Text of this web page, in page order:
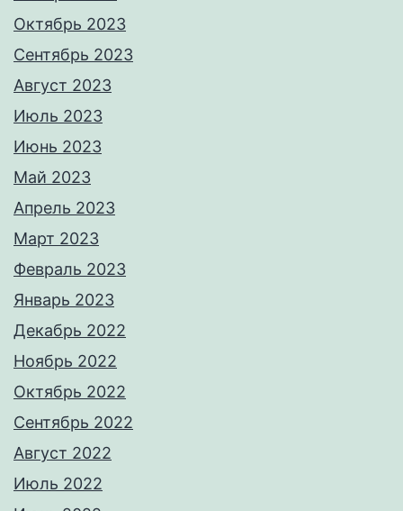
Октябрь 2023
Сентябрь 2023
Август 2023
Июль 2023
Июнь 2023
Май 2023
Апрель 2023
Март 2023
Февраль 2023
Январь 2023
Декабрь 2022
Ноябрь 2022
Октябрь 2022
Сентябрь 2022
Август 2022
Июль 2022